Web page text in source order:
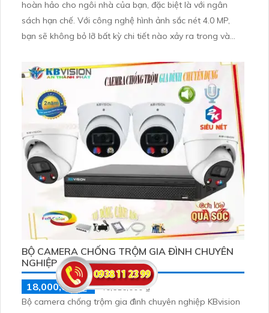
hoàn hảo cho ngôi nhà của bạn, đặc biệt là với ngân
sách hạn chế. Với công nghệ hình ảnh sắc nét 4.0 MP,
bạn sẽ không bỏ lỡ bất kỳ chi tiết nào xảy ra trong và
Quốc, là đơn vị chuyên nghiên cứu về camera giám sát
chất lượng với hình ảnh sáng đẹp
BỘ CAMERA CHỐNG TRỘM GIA ĐÌNH CHUYÊN
NGHIỆP
18,000,000 ₫
40,516,000 ₫
Bộ camera chống trộm gia đình chuyên nghiệp KBvision